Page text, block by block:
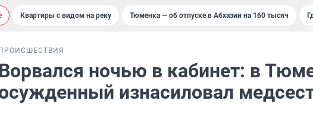
Квартиры с видом на реку Тюменка — об отпуске в Абхазии на 160 тысяч
ПРОИСШЕСТВИЯ
Ворвался ночью в кабинет: в
изнасиловал